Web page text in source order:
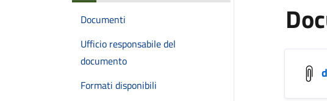
Documenti
Ufficio responsabile del
documento
Formati disponibili